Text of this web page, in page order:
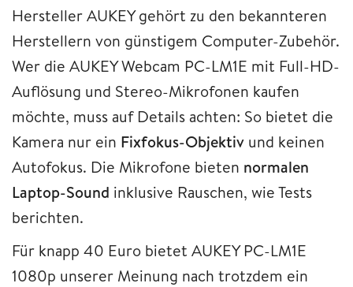
Hersteller AUKEY gehört zu den bekannteren
Herstellern von günstigem Computer-Zubehör.
Wer die AUKEY Webcam PC-LM1E mit Full-HD-
Auflösung und Stereo-Mikrofonen kaufen
möchte, muss auf Details achten: So bietet die
Kamera nur ein Fixfokus-Objektiv und keinen
Autofokus. Die Mikrofone bieten normalen
Laptop-Sound inklusive Rauschen, wie Tests
berichten.
Für knapp 40 Euro bietet AUKEY PC-LM1E
1080p unserer Meinung nach trotzdem ein